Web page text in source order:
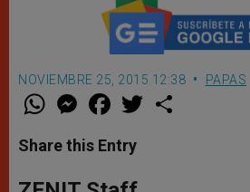
NOVIEMBRE 25, 2015 12:38 PAPAS
W
t
s
p
M
e
s
e
g
F
a
e
b
o
w
Share this Entry